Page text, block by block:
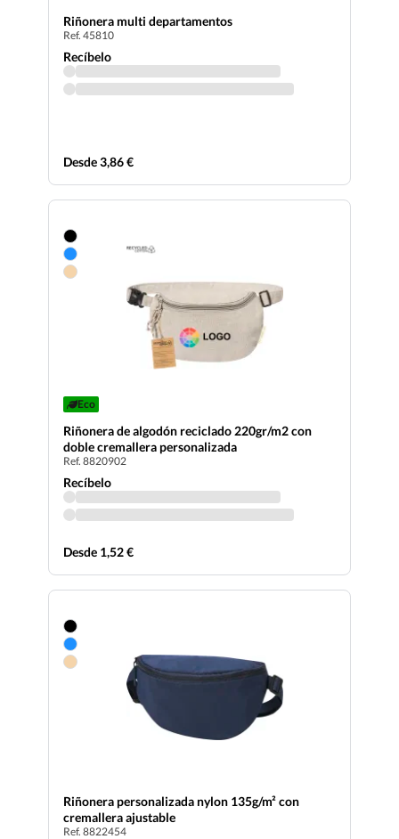
Riñonera multi departamentos
Ref. 45810
Recíbelo
Desde 3,86 €
Eco
Riñonera de algodón reciclado 220gr/m2 con
doble cremallera personalizada
Ref. 8820902
Recíbelo
Desde 1,52 €
Riñonera personalizada nylon 135g/m² con
cremallera ajustable
Ref. 8822454